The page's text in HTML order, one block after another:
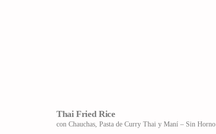
Thai Fried Rice
con Chauchas, Pasta de Curry Thai y Maní – Sin Horno